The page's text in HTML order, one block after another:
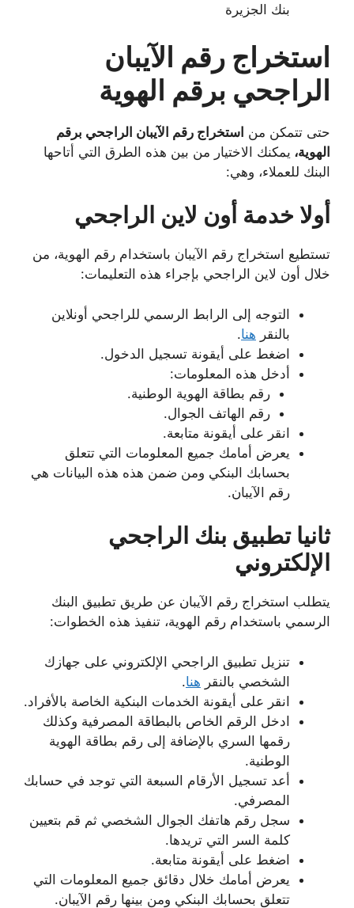
بنك الجزيرة
استخراج رقم الآيبان
الراجحي برقم الهوية
حتى تتمكن من استخراج رقم الآيبان الراجحي برقم
الهوية، يمكنك الاختيار من بين هذه الطرق التي أتاحها
البنك للعملاء، وهي:
أولا خدمة أون لاين الراجحي
تستطيع استخراج رقم الآيبان باستخدام رقم الهوية، من
خلال أون لاين الراجحي بإجراء هذه التعليمات:
التوجه إلى الرابط الرسمي للراجحي أونلاين
بالنقر هنا.
اضغط على أيقونة تسجيل الدخول.
أدخل هذه المعلومات:
رقم بطاقة الهوية الوطنية.
رقم الهاتف الجوال.
انقر على أيقونة متابعة.
يعرض أمامك جميع المعلومات التي تتعلق
بحسابك البنكي ومن ضمن هذه هذه البيانات هي
رقم الآيبان.
ثانيا تطبيق بنك الراجحي
الإلكتروني
يتطلب استخراج رقم الآيبان عن طريق تطبيق البنك
الرسمي باستخدام رقم الهوية، تنفيذ هذه الخطوات:
تنزيل تطبيق الراجحي الإلكتروني على جهازك
الشخصي بالنقر هنا.
انقر على أيقونة الخدمات البنكية الخاصة بالأفراد.
ادخل الرقم الخاص بالبطاقة المصرفية وكذلك
رقمها السري بالإضافة إلى رقم بطاقة الهوية
الوطنية.
أعد تسجيل الأرقام السبعة التي توجد في حسابك
المصرفي.
سجل رقم هاتفك الجوال الشخصي ثم قم بتعيين
كلمة السر التي تريدها.
اضغط على أيقونة متابعة.
يعرض أمامك خلال دقائق جميع المعلومات التي
تتعلق بحسابك البنكي ومن بينها رقم الآيبان.